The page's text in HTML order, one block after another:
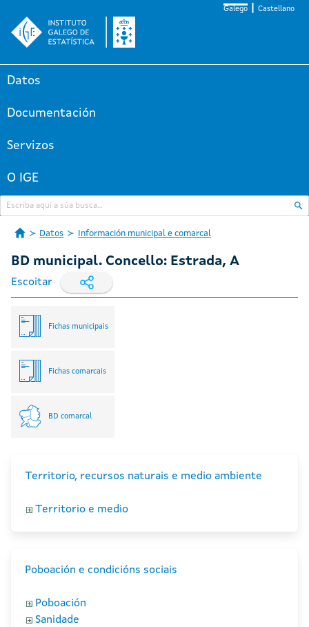
Galego Castellano
Datos
Documentación
Servizos
O IGE
Datos Información municipal e comarcal
BD municipal. Concello: Estrada, A
Escoitar
Fichas municipais
Fichas comarcais
BD comarcal
Territorio, recursos naturais e medio ambiente
Territorio e medio
Poboación e condicións sociais
Poboación
Sanidade